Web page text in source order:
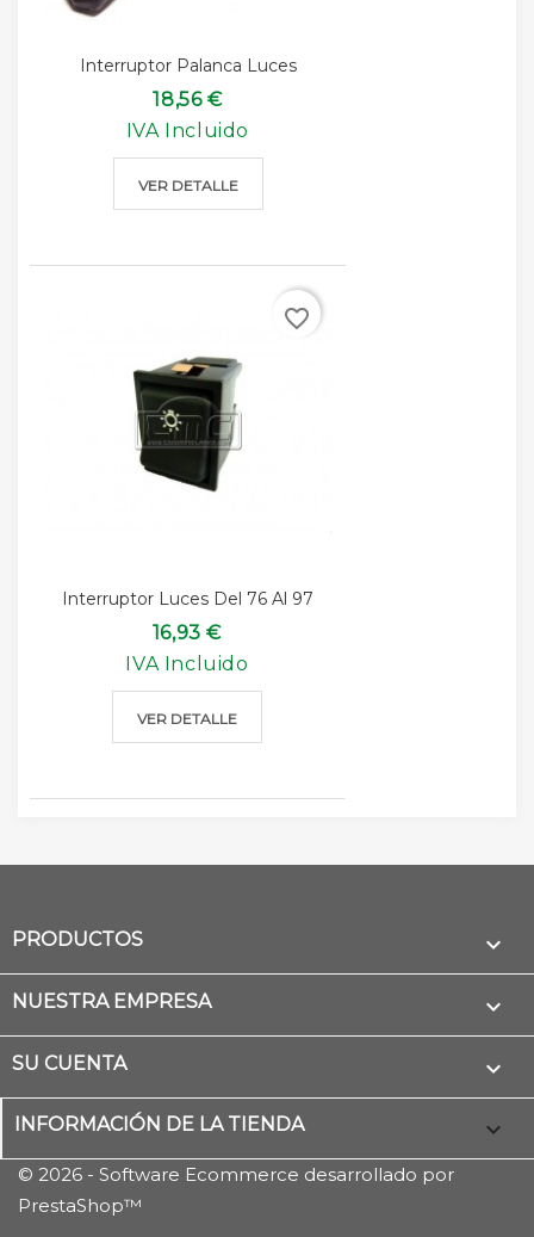
Interruptor Palanca Luces
18,56 €
IVA Incluido
VER DETALLE
Interruptor Luces Del 76 Al 97
16,93 €
IVA Incluido
VER DETALLE
favorite_border
PRODUCTOS 
NUESTRA EMPRESA 
SU CUENTA 
INFORMACIÓN DE LA TIENDA keyboard_arrow_down
© 2026 - Software Ecommerce desarrollado por
PrestaShop™